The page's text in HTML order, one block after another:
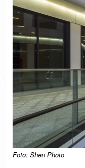
Foto: Shen Photo